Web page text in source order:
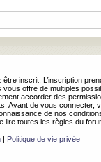
inscrit. L’inscription
offre de multiples
accorder des
Avant de vous connecter,
de nos
lire toutes les règles du
| Politique de vie privée